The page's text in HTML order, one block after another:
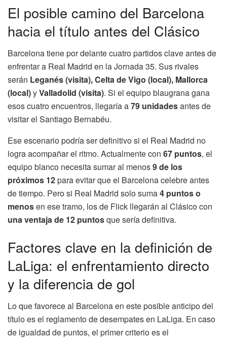
El posible camino del Barcelona
hacia el título antes del Clásico
Barcelona tiene por delante cuatro partidos clave antes de
enfrentar a Real Madrid en la Jornada 35. Sus rivales
serán Leganés (visita), Celta de Vigo (local), Mallorca
(local)yValladolid (visita). Si el equipo blaugrana gana
esos cuatro encuentros, llegaría a79 unidadesantes de
visitar el Santiago Bernabéu.
Ese escenario podría ser definitivo si el Real Madrid no
logra acompañar el ritmo. Actualmente con 67 puntos, el
equipo blanco necesita sumar al menos9 de los
próximos 12para evitar que el Barcelona celebre antes
de tiempo. Pero si Real Madrid solo suma4 puntos o
menosen ese tramo, los de Flick llegarán al Clásico con
una ventaja de 12 puntosque sería definitiva.
Factores clave en la definición de
LaLiga: el enfrentamiento directo
y la diferencia de gol
Lo que favorece al Barcelona en este posible anticipo del
título es el reglamento de desempates en LaLiga. En caso
de igualdad de puntos, el primer criterio es el